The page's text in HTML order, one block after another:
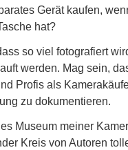
Gerät kaufen,
hat?
so viel fotografiert
werden. Mag sein,
Profis als
zu dokumentieren.
Museum meiner
Kreis von Autoren